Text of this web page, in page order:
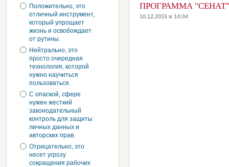
Положительно, это
отличный инструмент,
который упрощает
жизнь и освобождает
от рутины.
Нейтрально, это
просто очередная
технология, которой
нужно научиться
пользоваться.
С опаской, сфере
нужен жесткий
законодательный
контроль для защиты
личных данных и
авторских прав.
Отрицательно, это
несет угрозу
сокращения рабочих
ПРОГРАММА
10.12.2015 в 14:04